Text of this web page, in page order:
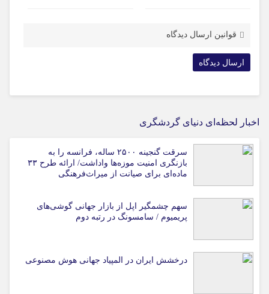
قوانین ارسال دیدگاه
اخبار لحظه‌ای دنیای گردشگری
سرقت گنجینه ۲۵۰۰ ساله، فرانسه را به
بازنگری امنیت موزه‌ها واداشت/ ارائه طرح ۳۳
ماده‌ای برای صیانت از میراث‌فرهنگی
سهم چشمگیر اپل از بازار جهانی گوشی‌های
پریمیوم / سامسونگ در رتبه دوم
درخشش ایران در المپیاد جهانی هوش مصنوعی